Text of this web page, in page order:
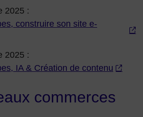
2025 :
construire son site e-
2025 :
IA & Création de contenu
commerces